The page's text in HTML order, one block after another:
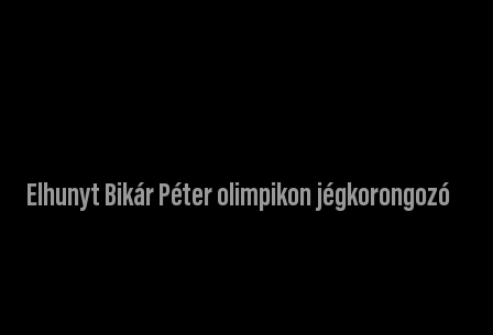
Elhunyt Bikár Péter olimpikon jégkorongozó